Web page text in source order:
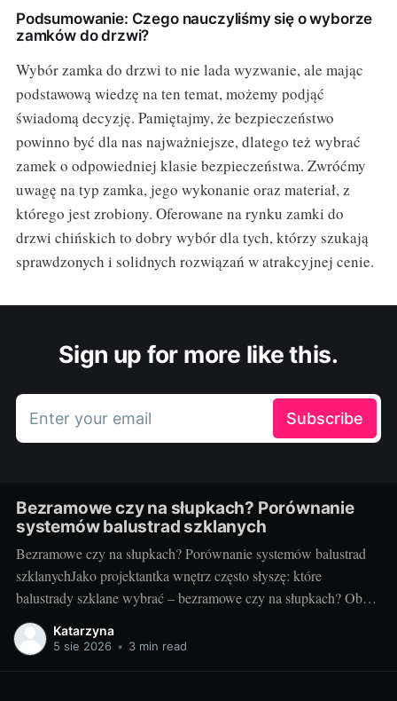
Podsumowanie: Czego nauczyliśmy się o wyborze
zamków do drzwi?
Wybór zamka do drzwi to nie lada wyzwanie, ale mając
podstawową wiedzę na ten temat, możemy podjąć
świadomą decyzję. Pamiętajmy, że bezpieczeństwo
powinno być dla nas najważniejsze, dlatego też wybrać
zamek o odpowiedniej klasie bezpieczeństwa. Zwróćmy
uwagę na typ zamka, jego wykonanie oraz materiał, z
którego jest zrobiony. Oferowane na rynku zamki do
drzwi chińskich to dobry wybór dla tych, którzy szukają
sprawdzonych i solidnych rozwiązań w atrakcyjnej cenie.
Sign up for more like this.
Enter your email Subscribe
Bezramowe czy na słupkach? Porównanie
systemów balustrad szklanych
Bezramowe czy na słupkach? Porównanie systemów balustrad
szklanychJako projektantka wnętrz często słyszę: które
balustrady szklane wybrać – bezramowe czy na słupkach? Oba
systemy potrafią wyglądać zjawiskowo i podnieść wartość
nieruchomości, ale różnią się konstrukcją, montażem i
Katarzyna
5 sie 2026 • 3 min read